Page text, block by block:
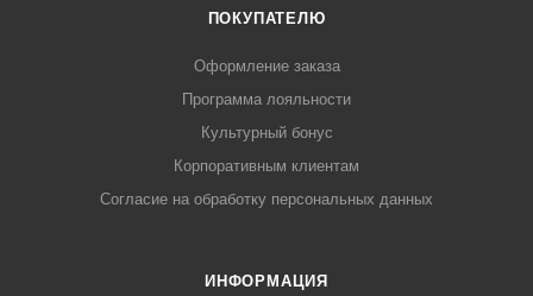
ПОКУПАТЕЛЮ
Оформление заказа
Программа лояльности
Культурный бонус
Корпоративным клиентам
Согласие на обработку персональных данных
ИНФОРМАЦИЯ